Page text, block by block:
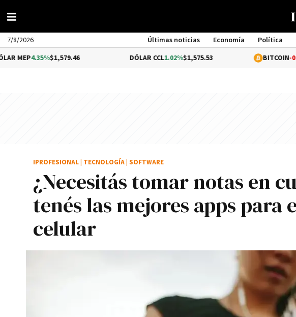
7/8/2026 Últimas noticias Economía Política
$1,579.46 1.02%$1,575.53 BITCOIN-0.33%
¿Necesitás tomar notas en
tenés las mejores apps para
celular
IPROFESIONAL TECNOLOGÍA SOFTWARE